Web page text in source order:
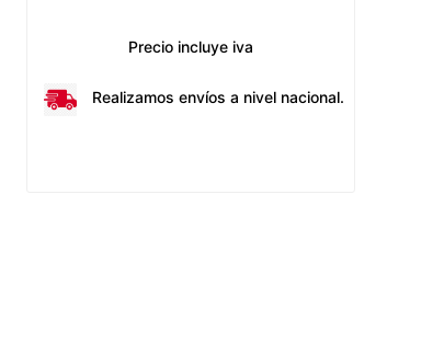
Precio incluye iva
Realizamos envíos a nivel nacional.